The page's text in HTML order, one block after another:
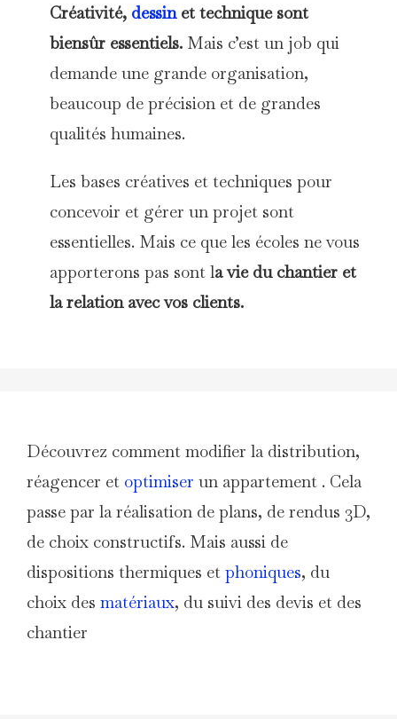
Créativité, dessinet technique sont
biensûressentiels. Mais c’est un job qui
demande une grande organisation,
beaucoup de précision et de grandes
qualités humaines.
Les bases créatives et techniques pour
concevoir et gérer un projet sont
essentielles. Mais ce que les écoles ne vous
apporterons pas sont la vie du chantier et
la relation avec vos clients.
Découvrez comment modifier la distribution,
réagencer et optimiser un appartement . Cela
passe par la réalisation de plans, de rendus 3D,
de choix constructifs. Mais aussi de
dispositions thermiques et phoniques, du
choix des matériaux, du suivi des devis et des
chantier